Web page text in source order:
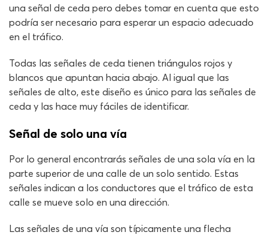
una señal de ceda pero debes tomar en cuenta que esto
podría ser necesario para esperar un espacio adecuado
en el tráfico.
Todas las señales de ceda tienen triángulos rojos y
blancos que apuntan hacia abajo. Al igual que las
señales de alto, este diseño es único para las señales de
ceda y las hace muy fáciles de identificar.
Señal de solo una vía
Por lo general encontrarás señales de una sola vía en la
parte superior de una calle de un solo sentido. Estas
señales indican a los conductores que el tráfico de esta
calle se mueve solo en una dirección.
Las señales de una vía son típicamente una flecha